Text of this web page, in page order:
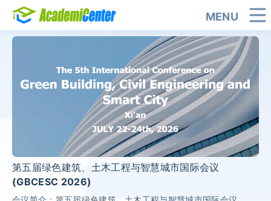
MENU
第五届绿色建筑、土木工程与智慧城市国际会议
(GBCESC 2026)